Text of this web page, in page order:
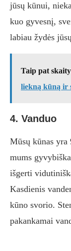
jūsų kūnui,
kuo gyvesnį,
labiau žydės
Taip pat
liekną kūną ir
4. Vanduo
Mūsų kūnas yra
mums
išgerti
Kasdienis
kūno svorio.
pakankamai